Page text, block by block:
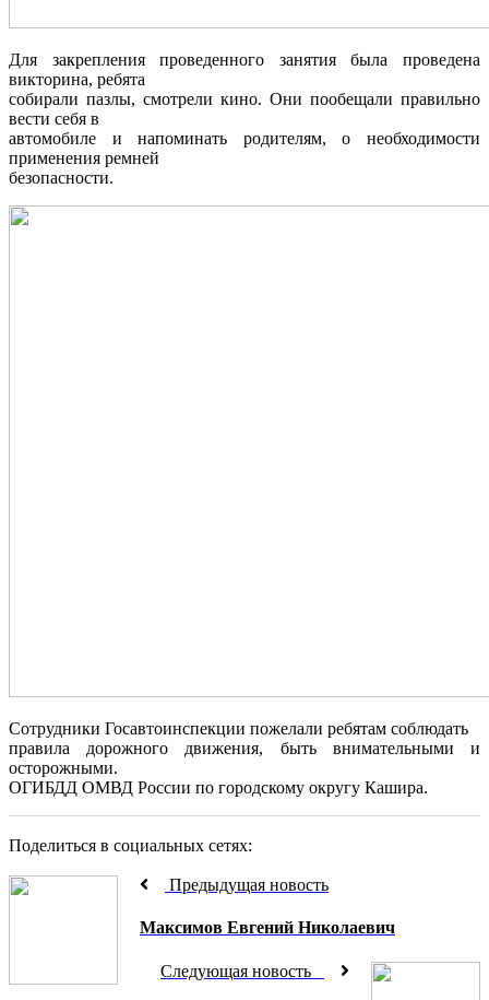
Для закрепления проведенного занятия была проведена
викторина, ребята
собирали пазлы, смотрели кино. Они пообещали правильно
вести себя в
автомобиле и напоминать родителям, о необходимости
применения ремней
безопасности.
Сотрудники Госавтоинспекции пожелали ребятам соблюдать
правила дорожного движения, быть внимательными и
осторожными.
ОГИБДД ОМВД России по городскому округу Кашира.
Поделиться в социальных сетях:
Предыдущая новость
Максимов Евгений Николаевич
Следующая новость